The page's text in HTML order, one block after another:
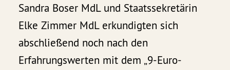
Sandra Boser MdL und Staatssekretärin
Elke Zimmer MdL erkundigten sich
abschließend noch nach den
Erfahrungswerten mit dem „9-Euro-